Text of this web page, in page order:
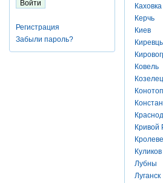
Регистрация
Забыли пароль?
Каховка
Керчь
Киев
Ковель
Козелец
Конотоп
Кривой
Куликов
Лубны
Луганск